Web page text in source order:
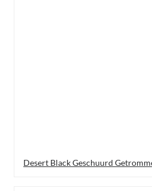
Desert Black Geschuurd